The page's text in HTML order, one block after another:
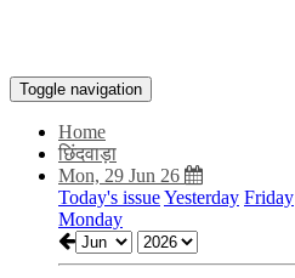
Toggle navigation
Home
छिंदवाड़ा
Mon, 29 Jun 26
Today's issueYesterday Friday
Monday